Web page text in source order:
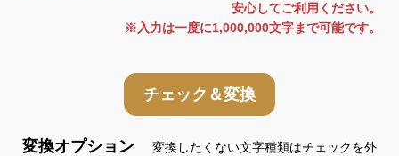
安心してご利用ください。
※入力は一度に1,000,000文字まで可能です。
チェック＆変換
変換オプション
変換したくない文字種類はチェックを外